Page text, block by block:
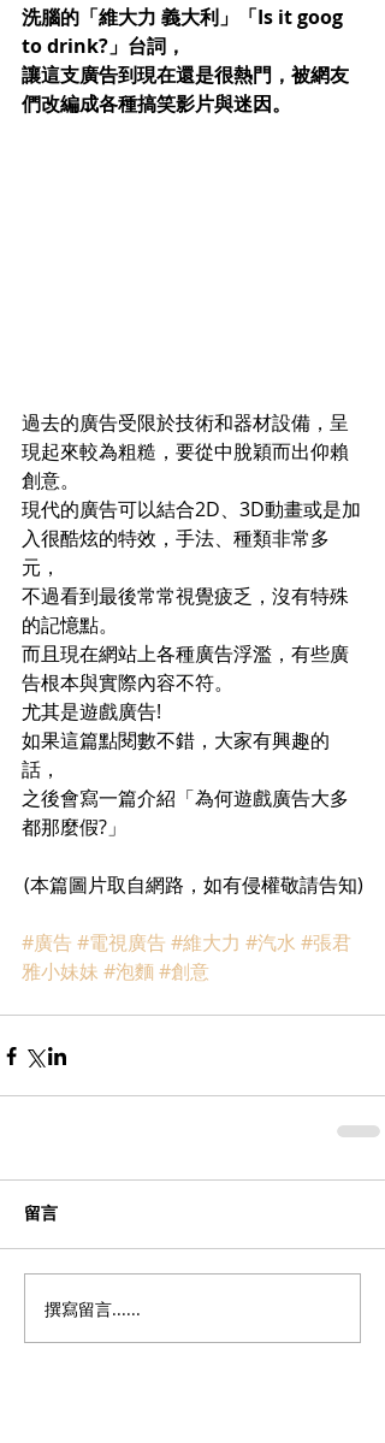
洗腦的「維大力 義大利」「Is it goog
to drink?」台詞，
讓這支廣告到現在還是很熱門，被網友
們改編成各種搞笑影片與迷因。
過去的廣告受限於技術和器材設備，呈
現起來較為粗糙，要從中脫穎而出仰賴
創意。
現代的廣告可以結合2D、3D動畫或是加
入很酷炫的特效，手法、種類非常多
元，
不過看到最後常常視覺疲乏，沒有特殊
的記憶點。
而且現在網站上各種廣告浮濫，有些廣
告根本與實際內容不符。
尤其是遊戲廣告!
如果這篇點閱數不錯，大家有興趣的
話，
之後會寫一篇介紹「為何遊戲廣告大多
都那麼假?」
(本篇圖片取自網路，如有侵權敬請告知)
#廣告 #電視廣告 #維大力 #汽水 #張君
雅小妹妹 #泡麵 #創意
留言
撰寫留言......